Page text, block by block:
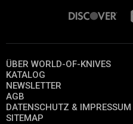
ÜBER WORLD-OF-KNIVES
KATALOG
NEWSLETTER
AGB
DATENSCHUTZ & IMPRESSUM
SITEMAP